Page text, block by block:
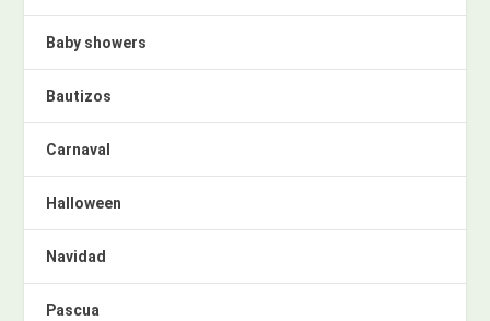
Baby showers
Bautizos
Carnaval
Halloween
Navidad
Pascua